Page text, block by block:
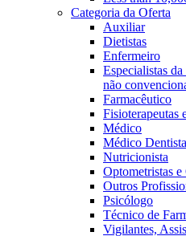
Categoria da Oferta
Auxiliar
Dietistas
Enfermeiro
Especialistas
não
Farmacêutico
Fisioterapeutas
Médico
Médico Dentista
Nutricionista
Optometristas
Outros
Psicólogo
Técnico de
Vigilantes,